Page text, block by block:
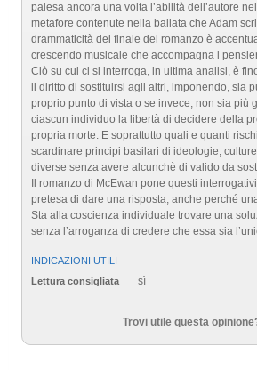
palesa ancora una volta l’abilità dell’autore
metafore contenute nella ballata che Adam
drammaticità del finale del romanzo è
crescendo musicale che accompagna i
Ciò su cui ci si interroga, in ultima analisi, è
il diritto di sostituirsi agli altri, imponendo, sia
proprio punto di vista o se invece, non sia più
ciascun individuo la libertà di decidere della
propria morte. E soprattutto quali e quanti
scardinare principi basilari di ideologie,
diverse senza avere alcunchè di valido da
Il romanzo di McEwan pone questi
pretesa di dare una risposta, anche perché
Sta alla coscienza individuale trovare una
senza l’arroganza di credere che essa sia
INDICAZIONI UTILI
Lettura consigliata
sì
Trovi utile questa